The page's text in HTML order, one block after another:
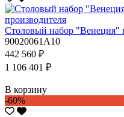
Столовый набор "Венеция"
90020061А10
442 560 ₽
1 106 401 ₽
В корзину
-60%